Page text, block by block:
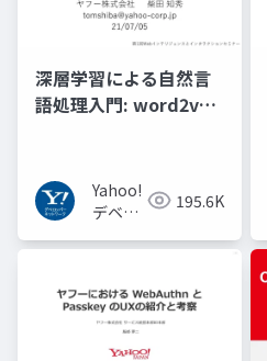
深層学習による自然言
語処理入門: word2vec
Yahoo!
デベロ
ネット
195.6K